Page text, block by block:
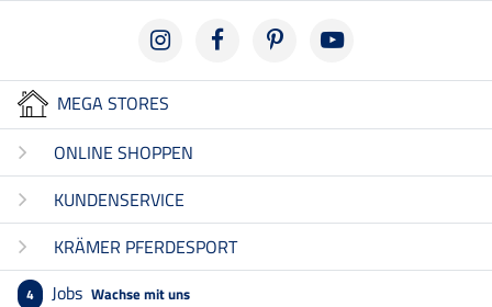
MEGA STORES
ONLINE SHOPPEN
KUNDENSERVICE
KRÄMER PFERDESPORT
4 Jobs Wachse mit uns